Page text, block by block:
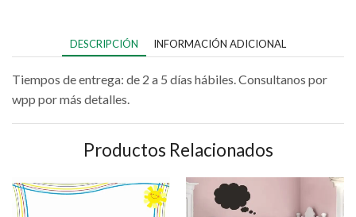
DESCRIPCIÓN INFORMACIÓN ADICIONAL
Tiempos de entrega: de 2 a 5 días hábiles. Consultanos por
wpp por más detalles.
Productos Relacionados